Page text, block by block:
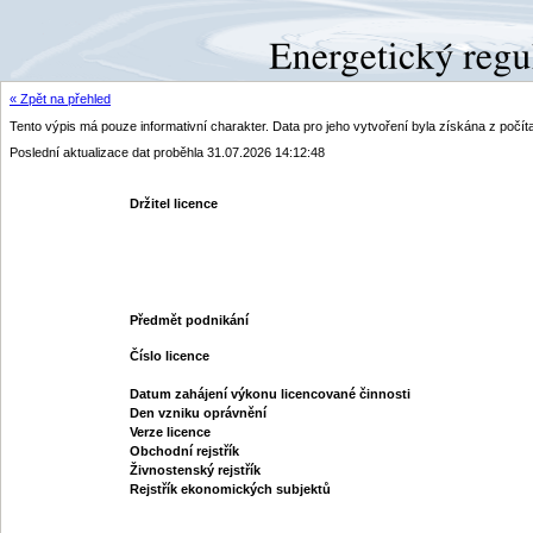
« Zpět na přehled
Tento výpis má pouze informativní charakter. Data pro jeho vytvoření byla získána z
Poslední aktualizace dat proběhla 31.07.2026 14:12:48
Držitel licence
Předmět podnikání
Číslo licence
Datum zahájení výkonu licencované činnosti
Den vzniku oprávnění
Verze licence
Obchodní rejstřík
Živnostenský rejstřík
Rejstřík ekonomických subjektů